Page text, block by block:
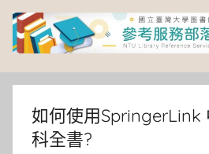
Skip
content
臺
灣
如何使用SpringerLink
科全書?